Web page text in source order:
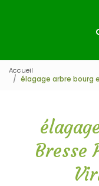
Accueil
élagage arbre bourg
Bresse